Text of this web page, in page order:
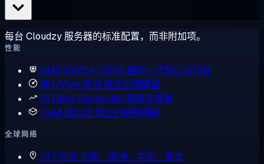
每台 Cloudzy 服务器的标准配置，而非附加项。
性能
AMD EPYC + DDR5 最新一代核心与内存
纯 NVMe 存储绝无机械硬盘
10 Gbps Bandwidth 高吞吐套餐
KVM 虚拟化 真正的硬件隔离
全球网络
13个地点 北美、欧洲、中东、亚太